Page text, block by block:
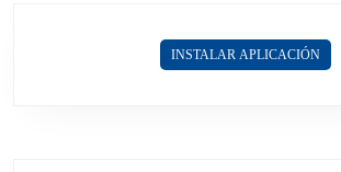
INSTALAR APLICACIÓN